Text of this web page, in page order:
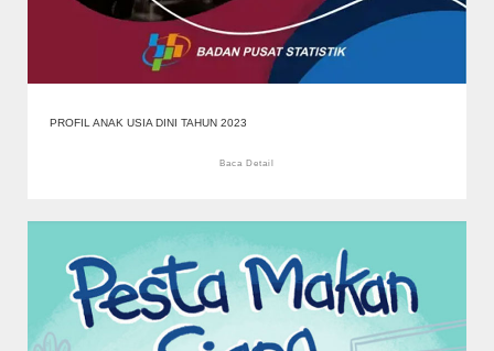
PROFIL ANAK USIA DINI TAHUN 2023
Baca Detail